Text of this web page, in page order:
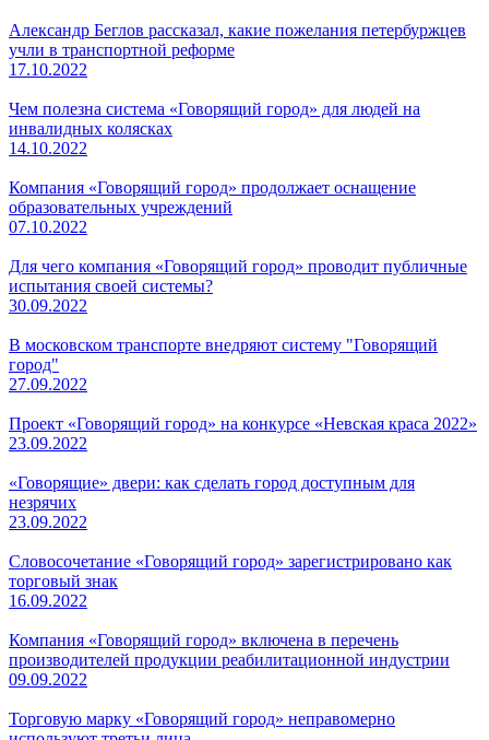
Александр Беглов рассказал, какие пожелания петербуржцев
учли в транспортной реформе
17.10.2022
Чем полезна система «Говорящий город» для людей на
инвалидных колясках
14.10.2022
Компания «Говорящий город» продолжает оснащение
образовательных учреждений
07.10.2022
Для чего компания «Говорящий город» проводит публичные
испытания своей системы?
30.09.2022
В московском транспорте внедряют систему "Говорящий
город"
27.09.2022
Проект «Говорящий город» на конкурсе «Невская краса 2022»
23.09.2022
«Говорящие» двери: как сделать город доступным для
незрячих
23.09.2022
Словосочетание «Говорящий город» зарегистрировано как
торговый знак
16.09.2022
Компания «Говорящий город» включена в перечень
производителей продукции реабилитационной индустрии
09.09.2022
Торговую марку «Говорящий город» неправомерно